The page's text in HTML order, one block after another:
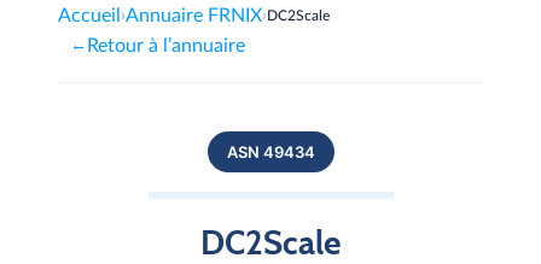
Accueil ›Annuaire FRNIX›DC2Scale
← Retour à l’annuaire
ASN 49434
DC2Scale